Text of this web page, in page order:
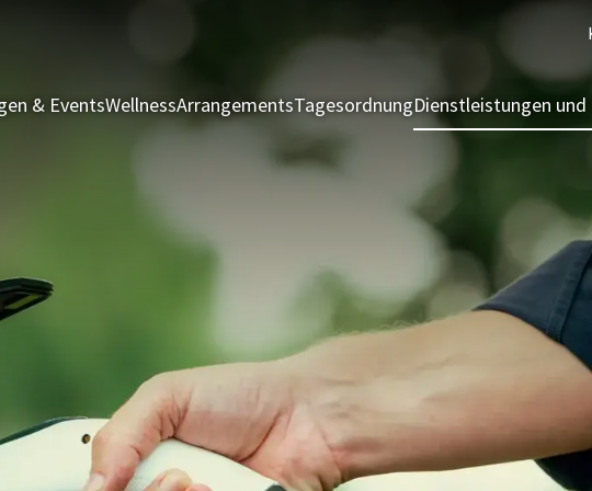
& EventsWellnessArrangementsTagesordnungDienstleistungen